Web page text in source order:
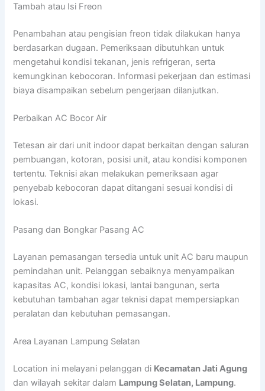
Tambah atau Isi Freon
Penambahan atau pengisian freon tidak dilakukan hanya
berdasarkan dugaan. Pemeriksaan dibutuhkan untuk
mengetahui kondisi tekanan, jenis refrigeran, serta
kemungkinan kebocoran. Informasi pekerjaan dan estimasi
biaya disampaikan sebelum pengerjaan dilanjutkan.
Perbaikan AC Bocor Air
Tetesan air dari unit indoor dapat berkaitan dengan saluran
pembuangan, kotoran, posisi unit, atau kondisi komponen
tertentu. Teknisi akan melakukan pemeriksaan agar
penyebab kebocoran dapat ditangani sesuai kondisi di
lokasi.
Pasang dan Bongkar Pasang AC
Layanan pemasangan tersedia untuk unit AC baru maupun
pemindahan unit. Pelanggan sebaiknya menyampaikan
kapasitas AC, kondisi lokasi, lantai bangunan, serta
kebutuhan tambahan agar teknisi dapat mempersiapkan
peralatan dan kebutuhan pemasangan.
Area Layanan Lampung Selatan
Location ini melayani pelanggan di Kecamatan Jati Agung
dan wilayah sekitar dalam Lampung Selatan, Lampung.